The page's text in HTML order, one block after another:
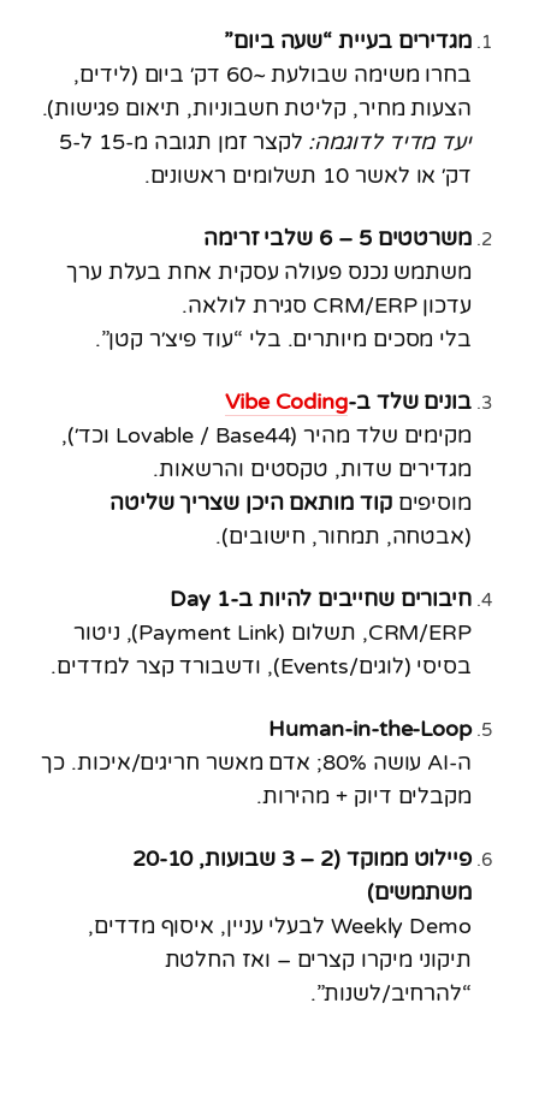
מגדירים בעיית “שעה ביום”
בחרו משימה שבולעת ~60 דק׳ ביום (לידים,
הצעות מחיר, קליטת חשבוניות, תיאום פגישות).
יעד מדיד לדוגמה:
לקצר זמן תגובה מ-15 ל-5
דק׳ או לאשר 10 תשלומים ראשונים.
משרטטים 5 – 6 שלבי זרימה
משתמש נכנס פעולה עסקית אחת בעלת ערך
עדכון CRM/ERP סגירת לולאה.
בלי מסכים מיותרים. בלי “עוד פיצ׳ר קטן”.
בונים שלד ב-Vibe Coding
מקימים שלד מהיר (Lovable / Base44 וכד׳),
מגדירים שדות, טקסטים והרשאות.
מוסיפיםקוד מותאם היכן שצריך שליטה
(אבטחה, תמחור, חישובים).
חיבורים שחייבים להיות ב-Day 1
CRM/ERP, תשלום (Payment Link), ניטור
בסיסי (לוגים/Events), ודשבורד קצר למדדים.
Human-in-the-Loop
ה-AI עושה 80%; אדם מאשר חריגים/איכות. כך
מקבלים דיוק + מהירות.
פיילוט ממוקד (2 – 3 שבועות, 20-10
משתמשים)
Weekly Demo לבעלי עניין, איסוף מדדים,
תיקוני מיקרו קצרים – ואז החלטת
“להרחיב/לשנות”.